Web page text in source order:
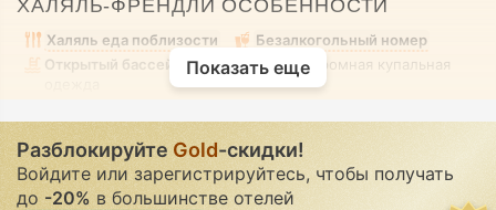
ХАЛЯЛЬ-ФРЕНДЛИ ОСОБЕННОСТИ
Халяль еда поблизости
Безалкогольный номер
Открытый бассейн • Смешанный • Скромная купальная
Показать еще
Разблокируйте Gold-скидки!
Войдите или зарегистрируйтесь, чтобы получать
до -20% в большинстве отелей